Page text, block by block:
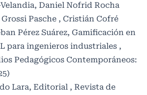
Daniel Nofrid Rocha
Pasche , Cristián Cofré
Pérez Suárez, Gamificación en
para ingenieros industriales ,
Pedagógicos Contemporáneos:
Lara, Editorial , Revista de